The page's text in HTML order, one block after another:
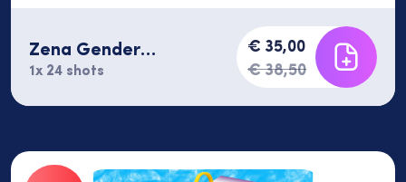
Zena Gender
Reveal1 24 shots
1x 24 shots
€ 35,00
€ 38,50